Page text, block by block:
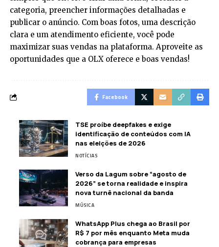
categoria, preencher informações detalhadas e
publicar o anúncio. Com boas fotos, uma descrição
clara e um atendimento eficiente, você pode
maximizar suas vendas na plataforma. Aproveite as
oportunidades que a OLX oferece e boas vendas!
Facebook
TSE proíbe deepfakes e exige
identificação de conteúdos com IA
nas eleições de 2026
NOTÍCIAS
Verso da Lagum sobre “agosto de
2026” se torna realidade e inspira
nova turnê nacional da banda
MÚSICA
WhatsApp Plus chega ao Brasil por
R$ 7 por mês enquanto Meta muda
cobrança para empresas